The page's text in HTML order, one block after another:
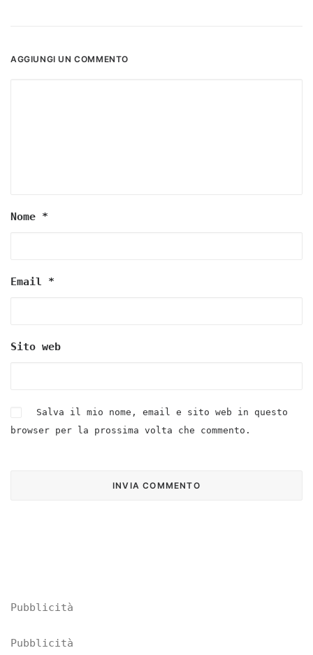
AGGIUNGI UN COMMENTO
Nome *
Email *
Sito web
Salva il mio nome, email e sito web in questo
browser per la prossima volta che commento.
Pubblicità
Pubblicità